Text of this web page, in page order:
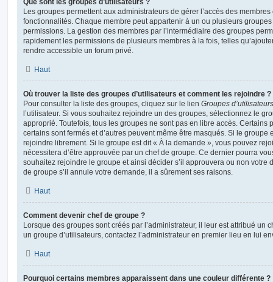
Les groupes permettent aux administrateurs de gérer l’accès des
fonctionnalités. Chaque membre peut appartenir à un ou plusieurs
permissions. La gestion des membres par l’intermédiaire des groupes
rapidement les permissions de plusieurs membres à la fois, telles
rendre accessible un forum privé.
Haut
Où trouver la liste des groupes d’utilisateurs et comment les rejoindre ?
Pour consulter la liste des groupes, cliquez sur le lien Groupes d’utilisateurs
l’utilisateur. Si vous souhaitez rejoindre un des groupes, sélectionnez le
approprié. Toutefois, tous les groupes ne sont pas en libre accès. Certains
certains sont fermés et d’autres peuvent même être masqués. Si le groupe
rejoindre librement. Si le groupe est dit « À la demande », vous pouvez
nécessitera d’être approuvée par un chef de groupe. Ce dernier pourra
souhaitez rejoindre le groupe et ainsi décider s’il approuvera ou non votre
de groupe s’il annule votre demande, il a sûrement ses raisons.
Haut
Comment devenir chef de groupe ?
Lorsque des groupes sont créés par l’administrateur, il leur est attribué un
un groupe d’utilisateurs, contactez l’administrateur en premier lieu en lui
Haut
Pourquoi certains membres apparaissent dans une couleur différente ?